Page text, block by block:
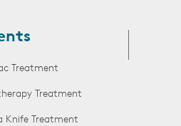
Treatment
Treatment
Knife Treatment